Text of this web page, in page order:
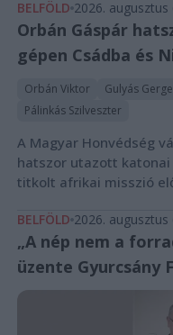
BELFÖLD 2026. augusztus
Orbán Gáspár
gépen Csádba és
Orbán Viktor Gulyás
Pálinkás Szilveszter
A Magyar Honvédség
hatszor utazott katonai
titkolt afrikai misszió
BELFÖLD 2026. augusztus
„A nép nem a
üzente Gyurcsány